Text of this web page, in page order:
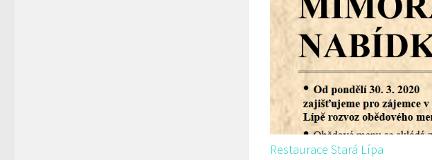
Restaurace Stará Lípa